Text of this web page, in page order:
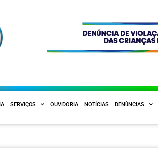
SERVIÇOS OUVIDORIA NOTÍCIAS DENÚNCIAS